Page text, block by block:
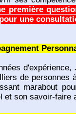
première
une
de personnes
marabout
et son savoir-faire